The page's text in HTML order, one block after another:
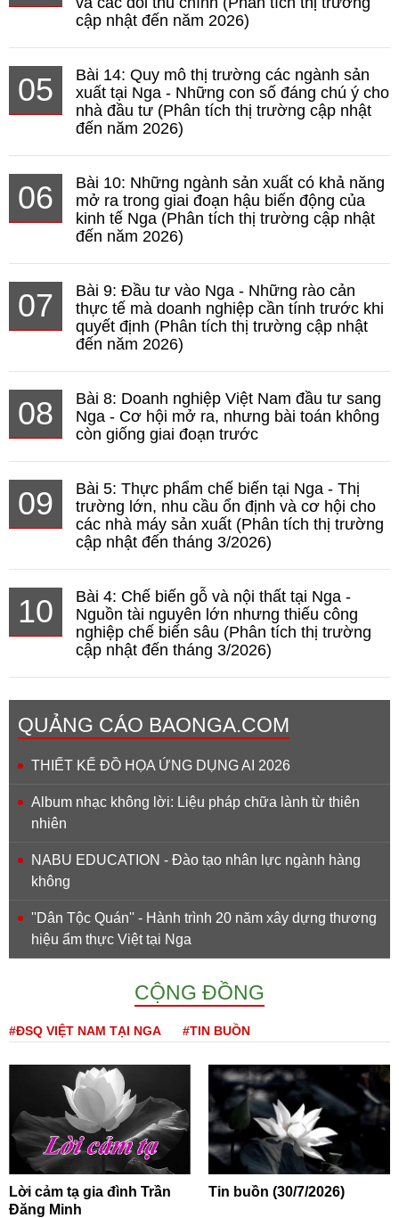
cập nhật đến năm 2026)
05
Bài 14: Quy mô thị trường các ngành sản
xuất tại Nga - Những con số đáng chú ý cho
nhà đầu tư (Phân tích thị trường cập nhật
đến năm 2026)
06
Bài 10: Những ngành sản xuất có khả năng
mở ra trong giai đoạn hậu biến động của
kinh tế Nga (Phân tích thị trường cập nhật
đến năm 2026)
07
Bài 9: Đầu tư vào Nga - Những rào cản
thực tế mà doanh nghiệp cần tính trước khi
quyết định (Phân tích thị trường cập nhật
đến năm 2026)
08
Bài 8: Doanh nghiệp Việt Nam đầu tư sang
Nga - Cơ hội mở ra, nhưng bài toán không
còn giống giai đoạn trước
09
Bài 5: Thực phẩm chế biến tại Nga - Thị
trường lớn, nhu cầu ổn định và cơ hội cho
các nhà máy sản xuất (Phân tích thị trường
cập nhật đến tháng 3/2026)
10
Bài 4: Chế biến gỗ và nội thất tại Nga -
Nguồn tài nguyên lớn nhưng thiếu công
nghiệp chế biến sâu (Phân tích thị trường
cập nhật đến tháng 3/2026)
QUẢNG CÁO BAONGA.COM
THIẾT KẾ ĐỒ HỌA ỨNG DỤNG AI 2026
Album nhạc không lời: Liệu pháp chữa lành từ thiên
nhiên
NABU EDUCATION - Đào tạo nhân lực ngành hàng
không
''Dân Tộc Quán'' - Hành trình 20 năm xây dựng thương
hiệu ẩm thực Việt tại Nga
CỘNG ĐỒNG
#ĐSQ VIỆT NAM TẠI NGA #TIN BUỒN
Lời cảm tạ gia đình Trần
Đăng Minh
Tin buồn (30/7/2026)